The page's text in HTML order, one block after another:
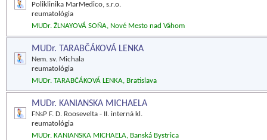
Poliklinika MarMedico, s.r.o.
reumatológia
MUDr. ŽLNAYOVÁ SOŇA, Nové Mesto nad Váhom
MUDr. TARABČÁKOVÁ LENKA
Nem. sv. Michala
reumatológia
MUDr. TARABČÁKOVÁ LENKA, Bratislava
MUDr. KANIANSKA MICHAELA
FNsP F. D. Roosevelta - II. interná kl.
reumatológia
MUDr. KANIANSKA MICHAELA, Banská Bystrica